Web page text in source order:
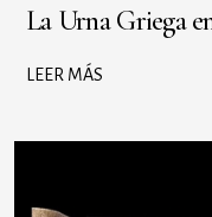
La Urna Griega
LEER MÁS